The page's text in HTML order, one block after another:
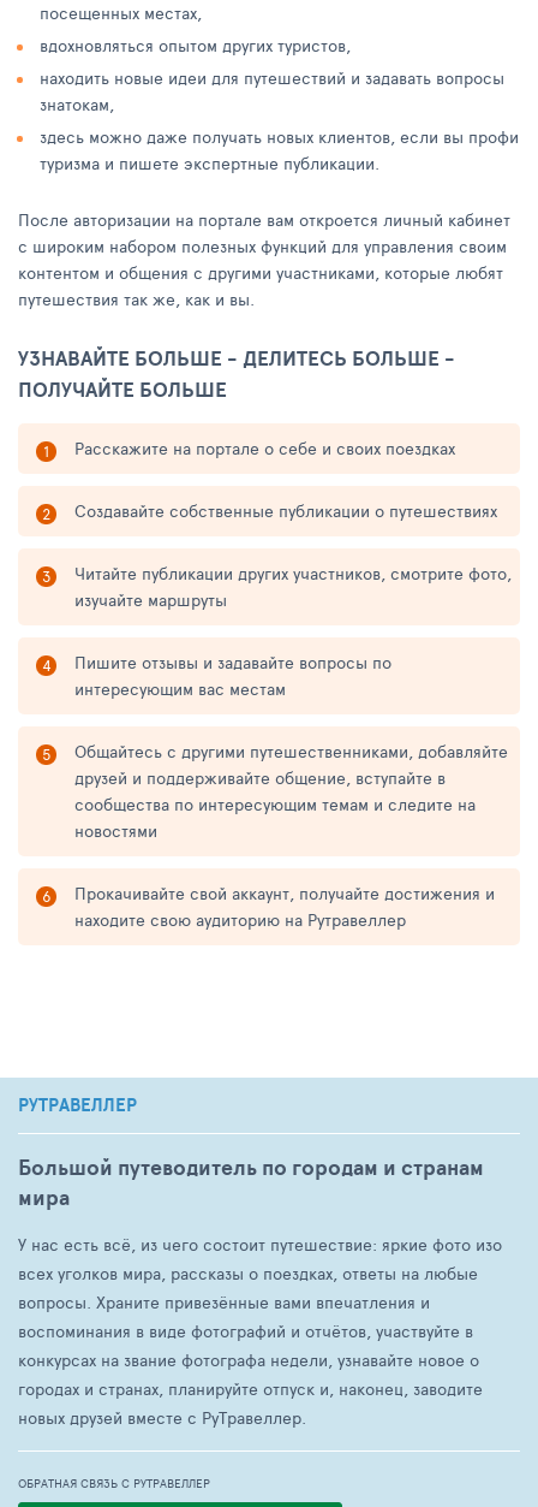
посещенных местах,
вдохновляться опытом других туристов,
находить новые идеи для путешествий и задавать вопросы
знатокам,
здесь можно даже получать новых клиентов, если вы профи
туризма и пишете экспертные публикации.
После авторизации на портале вам откроется личный кабинет
с широким набором полезных функций для управления своим
контентом и общения с другими участниками, которые любят
путешествия так же, как и вы.
УЗНАВАЙТЕ БОЛЬШЕ - ДЕЛИТЕСЬ БОЛЬШЕ -
ПОЛУЧАЙТЕ БОЛЬШЕ
Расскажите на портале о себе и своих поездках
Создавайте собственные публикации о путешествиях
Читайте публикации других участников, смотрите фото,
изучайте маршруты
Пишите отзывы и задавайте вопросы по
интересующим вас местам
Общайтесь с другими путешественниками, добавляйте
друзей и поддерживайте общение, вступайте в
сообщества по интересующим темам и следите на
новостями
Прокачивайте свой аккаунт, получайте достижения и
находите свою аудиторию на Рутравеллер
РУТРАВЕЛЛЕР
Большой путеводитель по городам и странам
мира
У нас есть всё, из чего состоит путешествие: яркие фото изо
всех уголков мира, рассказы о поездках, ответы на любые
вопросы. Храните привезённые вами впечатления и
воспоминания в виде фотографий и отчётов, участвуйте в
конкурсах на звание фотографа недели, узнавайте новое о
городах и странах, планируйте отпуск и, наконец, заводите
новых друзей вместе с РуТравеллер.
ОБРАТНАЯ СВЯЗЬ С РУТРАВЕЛЛЕР